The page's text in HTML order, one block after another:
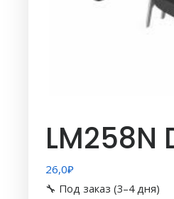
LM258N
26,0₽
🔧 Под заказ (3–4 дня)